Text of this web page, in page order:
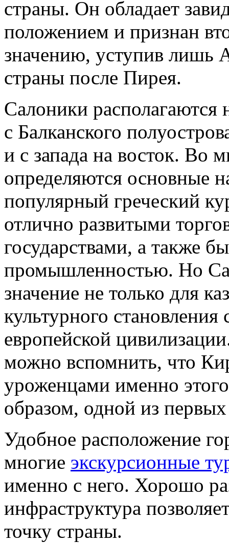
страны. Он обладает
положением и признан
значению, уступив лишь
страны после Пирея.
Салоники располагаются
с Балканского
и с запада на восток. Во
определяются основные
популярный греческий
отлично развитыми
государствами, а также
промышленностью. Но
значение не только для
культурного
европейской
можно вспомнить, что
уроженцами именно
образом, одной из
Удобное расположение
многие экскурсионные
именно с него. Хорошо
инфраструктура
точку страны.